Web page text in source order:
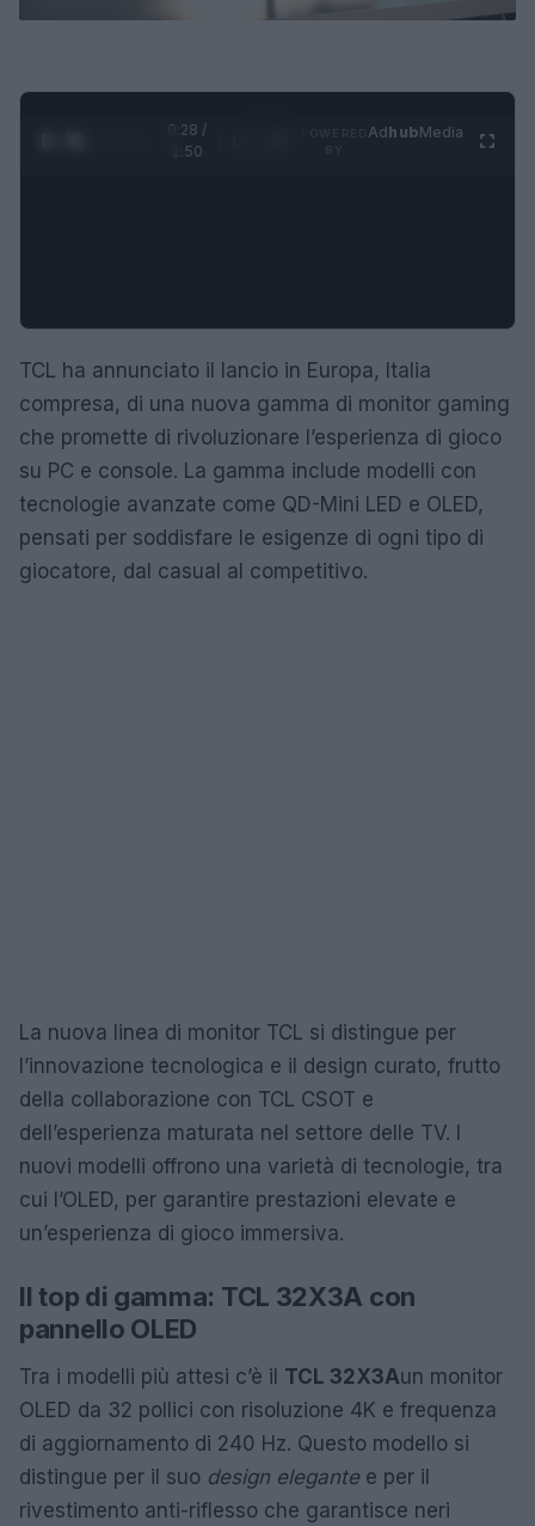
0:29 /
1:50
AdhubMedia
TCL ha annunciato il lancio in Europa, Italia
compresa, di una nuova gamma di monitor gaming
che promette di rivoluzionare l’esperienza di gioco
su PC e console. La gamma include modelli con
tecnologie avanzate come QD-Mini LED e OLED,
pensati per soddisfare le esigenze di ogni tipo di
giocatore, dal casual al competitivo.
La nuova linea di monitor TCL si distingue per
l’innovazione tecnologica e il design curato, frutto
della collaborazione con TCL CSOT e
dell’esperienza maturata nel settore delle TV. I
nuovi modelli offrono una varietà di tecnologie, tra
cui l’OLED, per garantire prestazioni elevate e
un’esperienza di gioco immersiva.
Il top di gamma: TCL 32X3A con
pannello OLED
Tra i modelli più attesi c’è il TCL 32X3Aun monitor
OLED da 32 pollici con risoluzione 4K e frequenza
di aggiornamento di 240 Hz. Questo modello si
distingue per il suo design elegantee per il
rivestimento anti-riflesso che garantisce neri